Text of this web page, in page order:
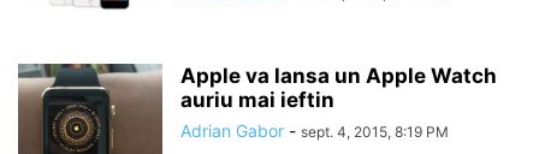
Apple va lansa un Apple Watch
auriu mai ieftin
Adrian Gabor - sept. 4, 2015, 8:19 PM